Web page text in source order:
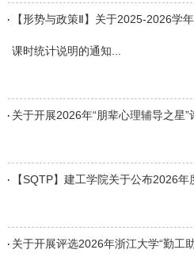
【形势与政策Ⅱ】关于2025-2026学
课时统计说明的通知...
关于开展2026年“朋辈心理辅导之星
【SQTP】建工学院关于公布2026
关于开展评选2026年浙江大学“勤工